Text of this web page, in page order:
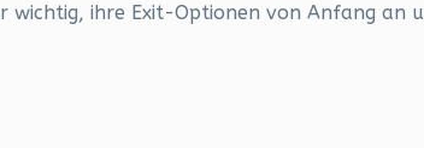
wichtig, ihre Exit-Optionen von Anfang an